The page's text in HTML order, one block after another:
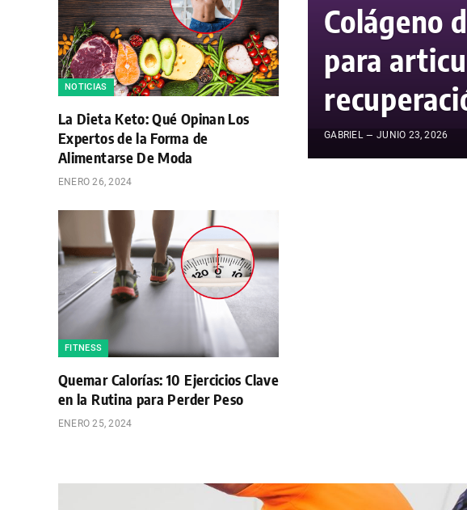
NOTICIAS
La Dieta Keto: Qué Opinan Los
Expertos de la Forma de
Alimentarse De Moda
ENERO 26, 2024
FITNESS
Quemar Calorías: 10 Ejercicios Clave
en la Rutina para Perder Peso
ENERO 25, 2024
Colágeno
para
GABRIEL JUNIO 23, 2026